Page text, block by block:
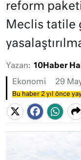
reform
Meclis tatile
Yazan: 10Haber
Ekonomi 29
Bu haber 2 yıl önce